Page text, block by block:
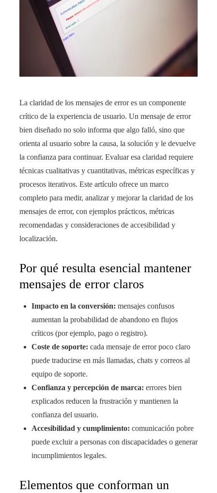
La claridad de los mensajes de error es un componente
crítico de la experiencia de usuario. Un mensaje de error
bien diseñado no solo informa que algo falló, sino que
orienta al usuario sobre la causa, la solución y le devuelve
la confianza para continuar. Evaluar esa claridad requiere
técnicas cualitativas y cuantitativas, métricas específicas y
procesos iterativos. Este artículo ofrece un marco
completo para medir, analizar y mejorar la claridad de los
mensajes de error, con ejemplos prácticos, métricas
recomendadas y consideraciones de accesibilidad y
localización.
Por qué resulta esencial mantener
mensajes de error claros
Impacto en la conversión: mensajes confusos
aumentan la probabilidad de abandono en flujos
críticos (por ejemplo, pago o registro).
Coste de soporte: cada mensaje de error poco claro
puede traducirse en más llamadas, chats y correos al
equipo de soporte.
Confianza y percepción de marca: errores bien
explicados reducen la frustración y mantienen la
confianza del usuario.
Accesibilidad y cumplimiento: comunicación pobre
puede excluir a personas con discapacidades o generar
incumplimientos legales.
Elementos que conforman un